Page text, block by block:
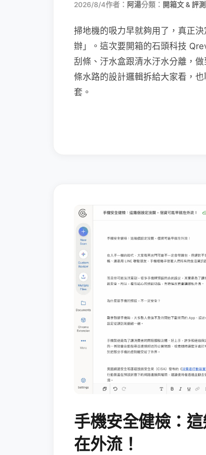
2026/8/4作者： 阿湯分類： 開箱文 & 評測
掃地機的吸力早就夠用了，真正
辦」。這次要開箱的石頭科技
刮條、汙水盒跟清水汙水分離，
條水路的設計邏輯拆給大家看，
套。
手機安全健檢：
在外流！